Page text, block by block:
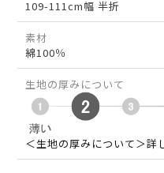
109-111cm幅 半折
素材
綿100％
生地の厚みについて
＜生地の厚みについて＞詳